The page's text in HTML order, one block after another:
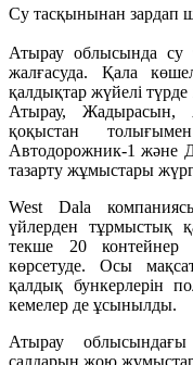
Су тасқынынан зардап
Атырау облысында
жалғасуда. Қала
қалдықтар жүйелі
Атырау, Жадырасын,
қоқыстан
Автодорожник-1 және
тазарту жұмыстары
West Dala
үйлерден тұрмыстық
текше 20 контейнер
көрсетуде. Осы
қалдық бункерлерін
кемелер де ұсынылды.
Атырау
салдарын жою